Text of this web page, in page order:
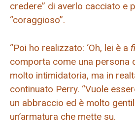
credere” di averlo cacciato e
“coraggioso”.
“Poi ho realizzato: ‘Oh, lei è a
comporta come una persona
molto intimidatoria, ma in
continuato Perry. “Vuole
un abbraccio ed è molto
un’armatura che mette su.